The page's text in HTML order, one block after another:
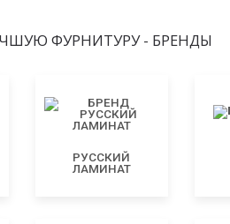
ФУРНИТУРУ - БРЕНДЫ
РУССКИЙ
ЛАМИНАТ